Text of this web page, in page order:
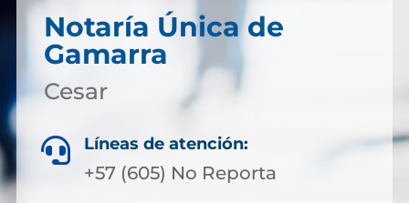
Notaría Única de
Gamarra
Cesar
 Líneas de atención:
+57 (605) No Reporta